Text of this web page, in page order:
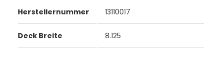
Herstellernummer 13110017
Deck Breite 8.125